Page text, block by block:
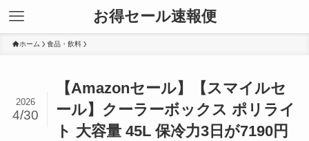
お得セール速報便
ホーム 食品・飲料
【Amazonセール】【スマイルセ
ール】クーラーボックス ポリライ
ト 大容量 45L 保冷力3日が7190円
2026
4/30